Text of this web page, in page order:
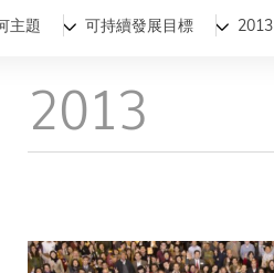
航
連
結
全部新聞香港科大故事
主題 可持續發展目標 2013
2013